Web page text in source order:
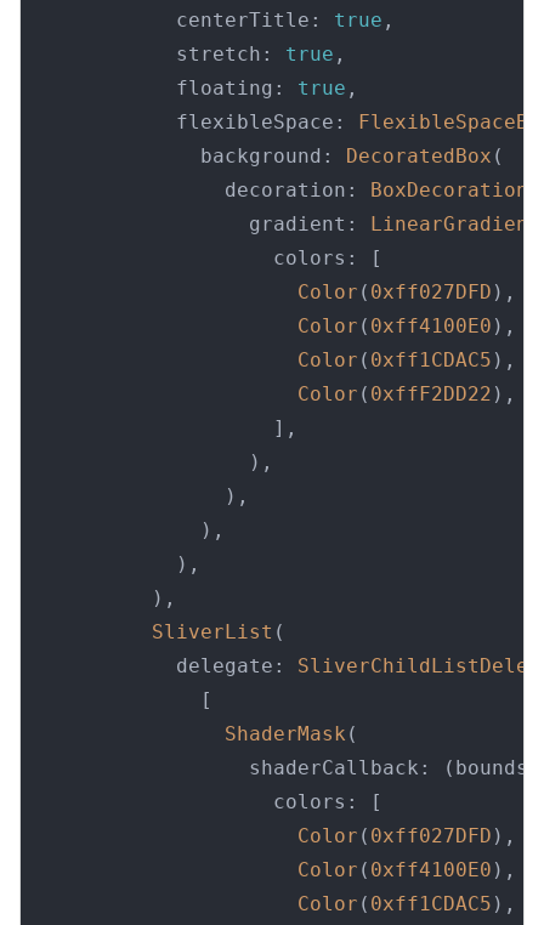
            centerTitle:
true ,
            stretch:
true ,
            floating:
true ,
            flexibleSpace:
              background:
DecoratedBox (
                decoration:
BoxDecoration
                  gradient:
LinearGradient
                    colors: [
Color ( 0xff027DFD ),
Color ( 0xff4100E0 ),
Color ( 0xff1CDAC5 ),
Color ( 0xffF2DD22 ),
                    ],
                  ),
                ),
              ),
            ),
          ),
SliverList (
            delegate:
              [
ShaderMask (
shaderCallback:
                    colors: [
Color ( 0xff027DFD ),
Color ( 0xff4100E0 ),
Color ( 0xff1CDAC5 ),